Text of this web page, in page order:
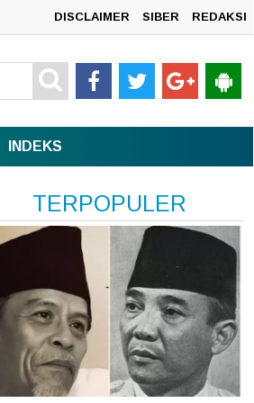
REDAKSI
SIBER
DISCLAIMER
INDEKS
TERPOPULER